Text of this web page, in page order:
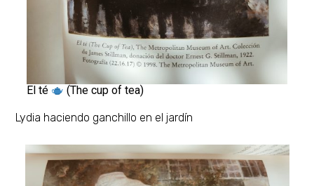
El té (The cup of tea)
Lydia haciendo ganchillo en el jardín